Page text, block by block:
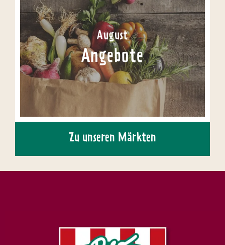
August
Angebote
Zu unseren Märkten